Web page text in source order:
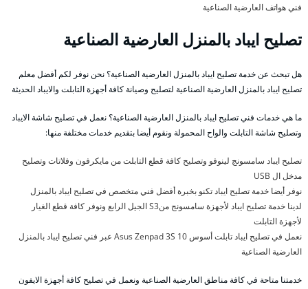
فني هواتف العارضية الصناعية
تصليح ايباد بالمنزل العارضية الصناعية
هل تبحث عن خدمة تصليح ايباد بالمنزل العارضية الصناعية؟ نحن نوفر لكم أفضل معلم
تصليح ايباد بالمنزل العارضية الصناعية لتصليح وصيانة كافة أجهزة التابلت والايباد الحديثة
ما هي خدمات فني تصليح ايباد بالمنزل العارضية الصناعية؟ نعمل في تصليح شاشة الايباد
وتصليح شاشة التابلت والواح المحمولة ونقوم أيضا بتقديم خدمات مختلفة منها:
تصليح ايباد سامسونج لينوفو وتصليح كافة قطع التابلت من مايكرفون وفلاتات وتصليح
مدخل ال USB
نوفر أيضا خدمة تصليح ايباد تكنو بخبرة أفضل فني متخصص في تصليح ايباد بالمنزل
لدينا خدمة تصليح ايباد لأجهزة سامسونج منS3 الجيل الرابع ونوفر كافة قطع الغيار
لأجهزة التابلت
نعمل في تصليح ايباد تابلت أسوس Asus Zenpad 3S 10 عبر فني تصليح ايباد بالمنزل
العارضية الصناعية
خدمتنا متاحة في كافة مناطق العارضية الصناعية ونعمل في تصليح كافة أجهزة الايفون